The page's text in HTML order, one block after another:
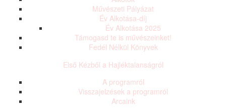
Művészeti Pályázat
Év Alkotása-díj
Év Alkotása 2025
Támogasd te is művészeinket!
Fedél Nélkül Könyvek
Első Kézből a Hajléktalanságról
A programról
Visszajelzések a programról
Arcaink